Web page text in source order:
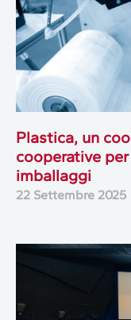
Plastica, un
cooperative
imballaggi
22 Settembre 2025